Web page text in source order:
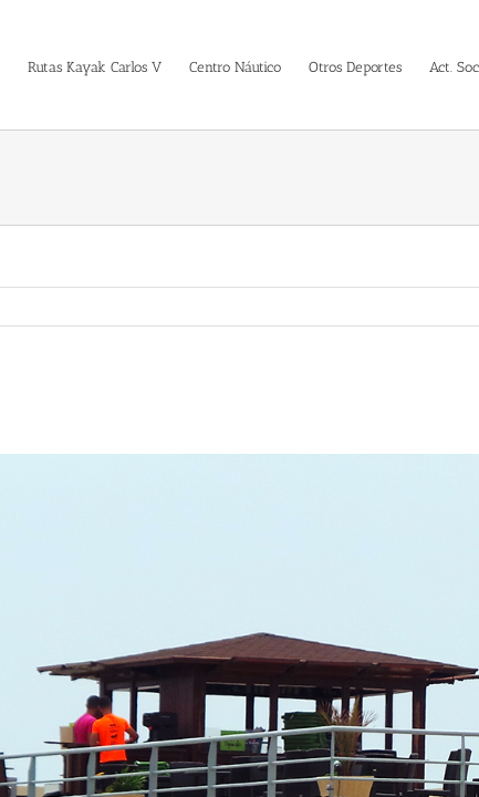
Rutas Kayak Carlos V Centro Náutico Otros Deportes Act.